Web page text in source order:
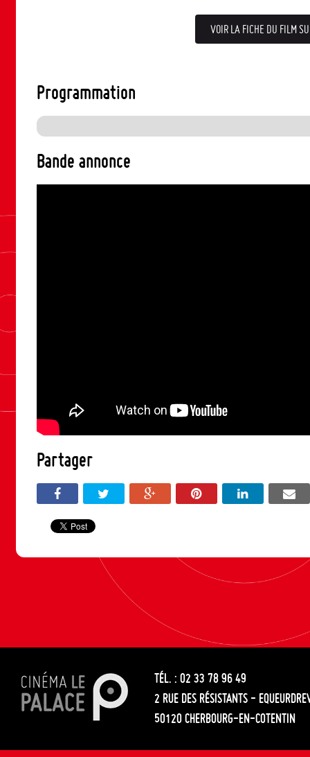
VOIR LA FICHE DU FILM
Programmation
Bande annonce
Partager
TÉL. : 02 33 78 96 49
2 RUE DES RÉSISTANTS -
50120 CHERBOURG-EN-COTENTIN